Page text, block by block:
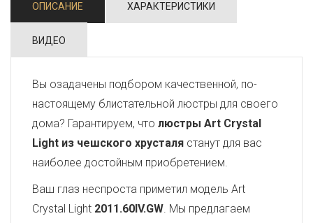
ОПИСАНИЕ ХАРАКТЕРИСТИКИ
ВИДЕО
Вы озадачены подбором качественной, по-
настоящему блистательной люстры для своего
дома? Гарантируем, что люстры Art Crystal
Light из чешского хрусталя станут для вас
наиболее достойным приобретением.
Ваш глаз неспроста приметил модель Art
Crystal Light 2011.60IV.GW. Мы предлагаем